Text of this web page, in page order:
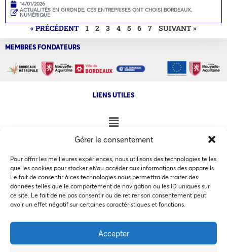
Gérer le consentement
Pour offrir les meilleures expériences, nous utilisons des technologies telles
que les cookies pour stocker et/ou accéder aux informations des appareils.
Le fait de consentir à ces technologies nous permettra de traiter des
données telles que le comportement de navigation ou les ID uniques sur
ce site. Le fait de ne pas consentir ou de retirer son consentement peut
avoir un effet négatif sur certaines caractéristiques et fonctions.
Accepter
Ce site utilise des cookies pour les statistiques et pour
politique de confidentialité
14/01/2026
ACTUALITÉS EN GIRONDE, CES ENTREPRISES ONT CHOISI BORDEAUX,
NUMÉRIQUE
« PRÉCÉDENT 1 2 3 4 5 6 7 SUIVANT »
MEMBRES FONDATEURS
LIENS UTILES
NOS AUTRES SITES
COPYRIGHT @ 2026 - INVEST IN BORDEAUX - 32 Allées d'Orléans